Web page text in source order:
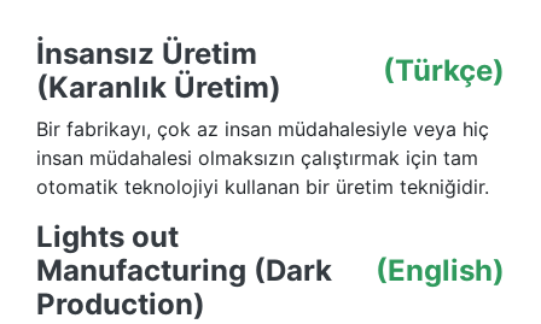
İnsansız Üretim
(Karanlık Üretim)
(Türkçe)
Bir fabrikayı, çok az insan müdahalesiyle veya hiç
insan müdahalesi olmaksızın çalıştırmak için tam
otomatik teknolojiyi kullanan bir üretim tekniğidir.
Lights out
Manufacturing (Dark
Production)
(English)